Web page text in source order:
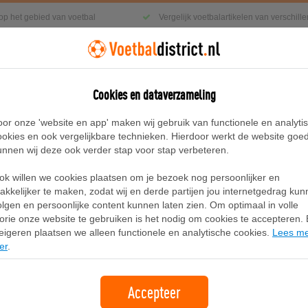
het gebied van voetbal Vergelijk voetbalartikelen van
Zwart/Wit
PUMA SOFTRIDE Enzo 6 sneakers
Merk:Puma
74,95
Bekijk bij PUMA
Cookies en dataverzameling
onze 'website en app' maken wij gebruik van functionele en
en ook vergelijkbare technieken. Hierdoor werkt de website
wij deze ook verder stap voor stap verbeteren.
willen we cookies plaatsen om je bezoek nog persoonlijker en
te maken, zodat wij en derde partijen jou internetgedrag
en persoonlijke content kunnen laten zien. Om optimaal in volle
onze website te gebruiken is het nodig om cookies te accepteren.
plaatsen we alleen functionele en analytische cookies. Lees
.
Accepteer